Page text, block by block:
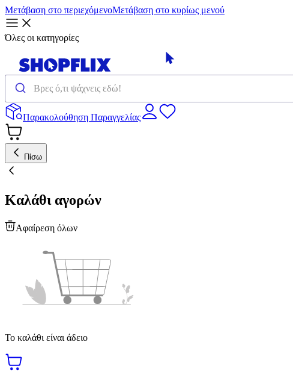
Μετάβαση στο περιεχόμενοΜετάβαση στο κυρίως μενού
Όλες οι κατηγορίες
Παρακολούθηση Παραγγελίας
Πίσω
Καλάθι αγορών
Αφαίρεση όλων
Το καλάθι είναι άδειο